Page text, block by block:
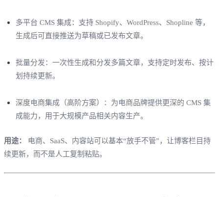
多平台 CMS 集成：支持 Shopify、WordPress、Shopline 等，
生成后可直接推送为草稿或已发布文章。
批量分发：一次性生成和分发多篇文章，支持定时发布、按计
划持续更新。
深度电商集成（高阶方案）：为电商品牌提供更深的 CMS 集
成能力，用于大规模产品相关内容生产。
用途：
电商、SaaS、内容站可以基本“放手不管”，让博客栏目持
续更新，而不是人工复制粘贴。